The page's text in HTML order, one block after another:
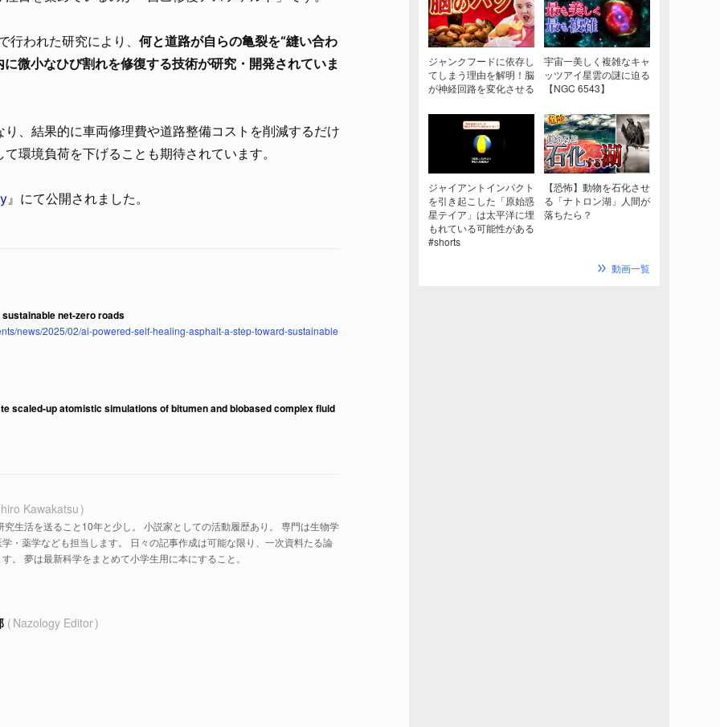
われた研究により、 何と道路が自らの亀裂を“縫い合わ
微小なひび割れを修復する技術が研究・開発されていま
、結果的に車両修理費や道路整備コストを削減するだけ
環境負荷を下げることも期待されています。
』にて公開されました。
net-zero roads
news/2025/02/ai-powered-self-healing-asphalt-a-step-toward-sustainable
scaled-up atomistic simulations of bitumen and biobased complex fluid
Kawakatsu
生活を送ること10年と少し。 小説家としての活動履歴あり。 専門は生物学
・薬学なども担当します。 日々の記事作成は可能な限り、一次資料たる論
。 夢は最新科学をまとめて小学生用に本にすること。
Nazology Editor
ジャンクフードに依存し
てしまう理由を解明！脳
が神経回路を変化させる
宇宙一美しく複雑なキャ
ッツアイ星雲の謎に迫る
【NGC 6543】
ジャイアントインパクト
を引き起こした「原始惑
星テイア」は太平洋に埋
もれている可能性がある
#shorts
【恐怖】動物を石化させ
る「ナトロン湖」人間が
落ちたら？
動画一覧